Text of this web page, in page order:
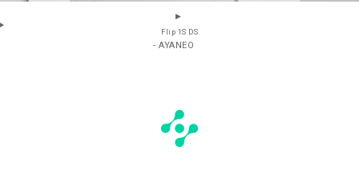
Flip 1S DS
- AYANEO